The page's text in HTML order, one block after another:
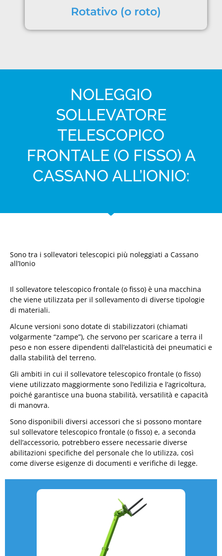
Rotativo (o roto)
NOLEGGIO
SOLLEVATORE
TELESCOPICO
FRONTALE (O FISSO) A
CASSANO ALL’IONIO:
Sono tra i sollevatori telescopici più noleggiati a Cassano
all’Ionio
Il sollevatore telescopico frontale (o fisso) è una macchina
che viene utilizzata per il sollevamento di diverse tipologie
di materiali.
Alcune versioni sono dotate di stabilizzatori (chiamati
volgarmente “zampe”), che servono per scaricare a terra il
peso e non essere dipendenti dall’elasticità dei pneumatici e
dalla stabilità del terreno.
Gli ambiti in cui il sollevatore telescopico frontale (o fisso)
viene utilizzato maggiormente sono l’edilizia e l’agricoltura,
poiché garantisce una buona stabilità, versatilità e capacità
di manovra.
Sono disponibili diversi accessori che si possono montare
sul sollevatore telescopico frontale (o fisso) e, a seconda
dell’accessorio, potrebbero essere necessarie diverse
abilitazioni specifiche del personale che lo utilizza, così
come diverse esigenze di documenti e verifiche di legge.